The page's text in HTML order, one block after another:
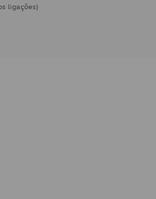
ligações)